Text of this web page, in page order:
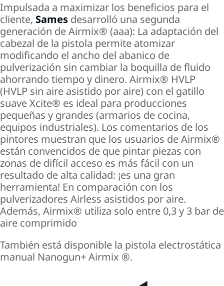
Impulsada a maximizar los beneficios para el
cliente, Sames desarrolló una segunda
generación de Airmix® (aaa): La adaptación del
cabezal de la pistola permite atomizar
modificando el ancho del abanico de
pulverización sin cambiar la boquilla de fluido
ahorrando tiempo y dinero. Airmix® HVLP
(HVLP sin aire asistido por aire) con el gatillo
suaveXcite® es ideal para producciones
pequeñas y grandes (armarios de cocina,
equipos industriales). Los comentarios de los
pintores muestran que los usuarios de Airmix®
están convencidos de que pintar piezas con
zonas de difícil acceso es más fácil con un
resultado de alta calidad: ¡es una gran
herramienta! En comparación con los
pulverizadores Airless asistidos por aire.
Además, Airmix® utiliza solo entre 0,3 y 3 bar de
aire comprimido
También está disponible la pistola electrostática
manual Nanogun+ Airmix ®.